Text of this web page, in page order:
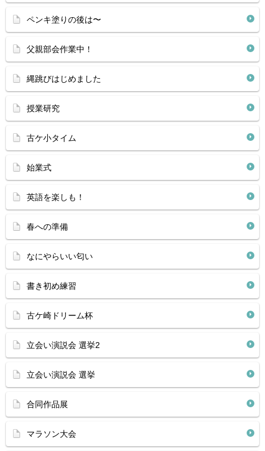
ペンキ塗りの後は〜
父親部会作業中！
縄跳びはじめました
授業研究
古ケ小タイム
始業式
英語を楽しも！
春への準備
なにやらいい匂い
書き初め練習
古ケ崎ドリーム杯
立会い演説会 選挙2
立会い演説会 選挙
合同作品展
マラソン大会